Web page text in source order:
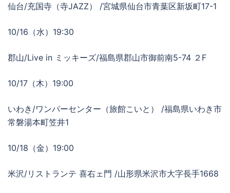
仙台/充国寺（寺JAZZ） /宮城県仙台市青葉区新坂町17-1
10/16（水）19:30
郡山/Live in ミッキーズ/福島県郡山市御前南5-74 ２F
10/17（木）19:00
いわき/ワンパーセンター（旅館こいと） /福島県いわき市
常磐湯本町笠井1
10/18（金）19:00
米沢/リストランテ 喜右ェ門 /山形県米沢市大字長手1668